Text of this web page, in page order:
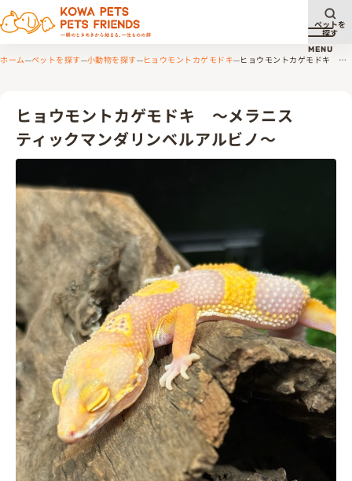
メニ
MENU
ペットを
探す
ホーム ペットを探す 小動物を探す ヒョウモントカゲモドキ
ヒョウモントカゲモドキ ～
ヒョウモントカゲモドキ ～メラニス
ティックマンダリンベルアルビノ～